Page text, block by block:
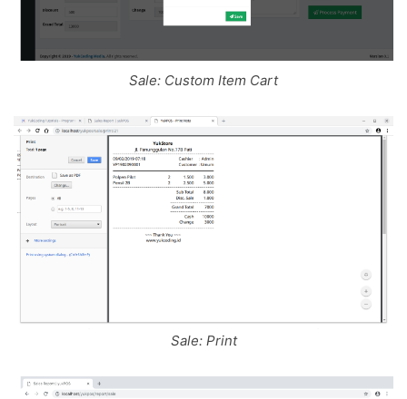
Sale: Custom Item Cart
Sale: Print